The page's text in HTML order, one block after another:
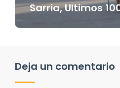
Sarria, Ultimos
Deja un comentario